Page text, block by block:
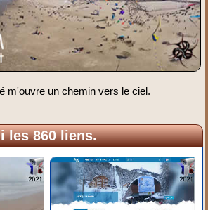
m'ouvre un chemin vers le ciel.
les 860 liens.